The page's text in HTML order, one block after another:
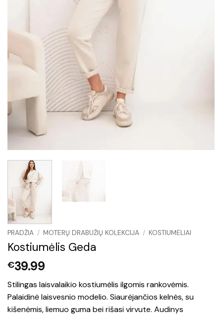
PRADŽIA / MOTERŲ DRABUŽIŲ KOLEKCIJA / KOSTIUMĖLIAI
Kostiumėlis Geda
€39.99
Stilingas laisvalaikio kostiumėlis ilgomis rankovėmis.
Palaidinė laisvesnio modelio. Siaurėjančios kelnės, su
kišenėmis, liemuo guma bei rišasi virvute. Audinys